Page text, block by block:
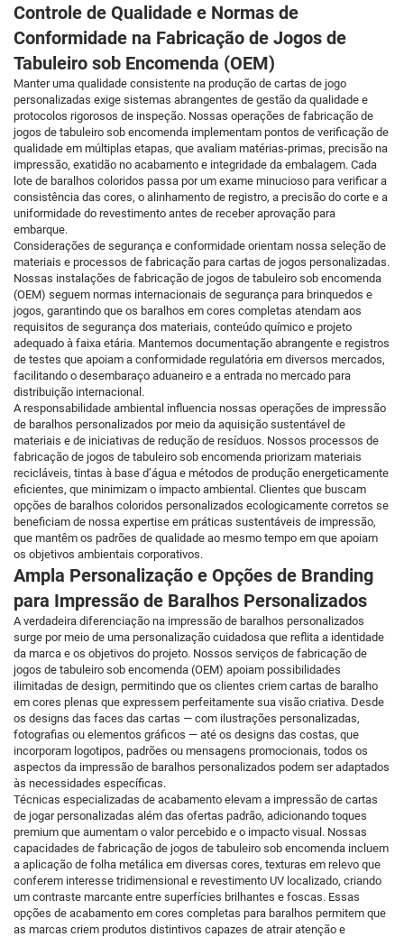
Controle de Qualidade e Normas de
Conformidade na Fabricação de Jogos de
Tabuleiro sob Encomenda (OEM)
Manter uma qualidade consistente na produção de cartas de jogo
personalizadas exige sistemas abrangentes de gestão da qualidade e
protocolos rigorosos de inspeção. Nossas operações de fabricação de
jogos de tabuleiro sob encomenda implementam pontos de verificação de
qualidade em múltiplas etapas, que avaliam matérias-primas, precisão na
impressão, exatidão no acabamento e integridade da embalagem. Cada
lote de baralhos coloridos passa por um exame minucioso para verificar a
consistência das cores, o alinhamento de registro, a precisão do corte e a
uniformidade do revestimento antes de receber aprovação para
embarque.
Considerações de segurança e conformidade orientam nossa seleção de
materiais e processos de fabricação para cartas de jogos personalizadas.
Nossas instalações de fabricação de jogos de tabuleiro sob encomenda
(OEM) seguem normas internacionais de segurança para brinquedos e
jogos, garantindo que os baralhos em cores completas atendam aos
requisitos de segurança dos materiais, conteúdo químico e projeto
adequado à faixa etária. Mantemos documentação abrangente e registros
de testes que apoiam a conformidade regulatória em diversos mercados,
facilitando o desembaraço aduaneiro e a entrada no mercado para
distribuição internacional.
A responsabilidade ambiental influencia nossas operações de impressão
de baralhos personalizados por meio da aquisição sustentável de
materiais e de iniciativas de redução de resíduos. Nossos processos de
fabricação de jogos de tabuleiro sob encomenda priorizam materiais
recicláveis, tintas à base d’água e métodos de produção energeticamente
eficientes, que minimizam o impacto ambiental. Clientes que buscam
opções de baralhos coloridos personalizados ecologicamente corretos se
beneficiam de nossa expertise em práticas sustentáveis de impressão,
que mantêm os padrões de qualidade ao mesmo tempo em que apoiam
os objetivos ambientais corporativos.
Ampla Personalização e Opções de Branding
para Impressão de Baralhos Personalizados
A verdadeira diferenciação na impressão de baralhos personalizados
surge por meio de uma personalização cuidadosa que reflita a identidade
da marca e os objetivos do projeto. Nossos serviços de fabricação de
jogos de tabuleiro sob encomenda (OEM) apoiam possibilidades
ilimitadas de design, permitindo que os clientes criem cartas de baralho
em cores plenas que expressem perfeitamente sua visão criativa. Desde
os designs das faces das cartas — com ilustrações personalizadas,
fotografias ou elementos gráficos — até os designs das costas, que
incorporam logotipos, padrões ou mensagens promocionais, todos os
aspectos da impressão de baralhos personalizados podem ser adaptados
às necessidades específicas.
Técnicas especializadas de acabamento elevam a impressão de cartas
de jogar personalizadas além das ofertas padrão, adicionando toques
premium que aumentam o valor percebido e o impacto visual. Nossas
capacidades de fabricação de jogos de tabuleiro sob encomenda incluem
a aplicação de folha metálica em diversas cores, texturas em relevo que
conferem interesse tridimensional e revestimento UV localizado, criando
um contraste marcante entre superfícies brilhantes e foscas. Essas
opções de acabamento em cores completas para baralhos permitem que
as marcas criem produtos distintivos capazes de atrair atenção e